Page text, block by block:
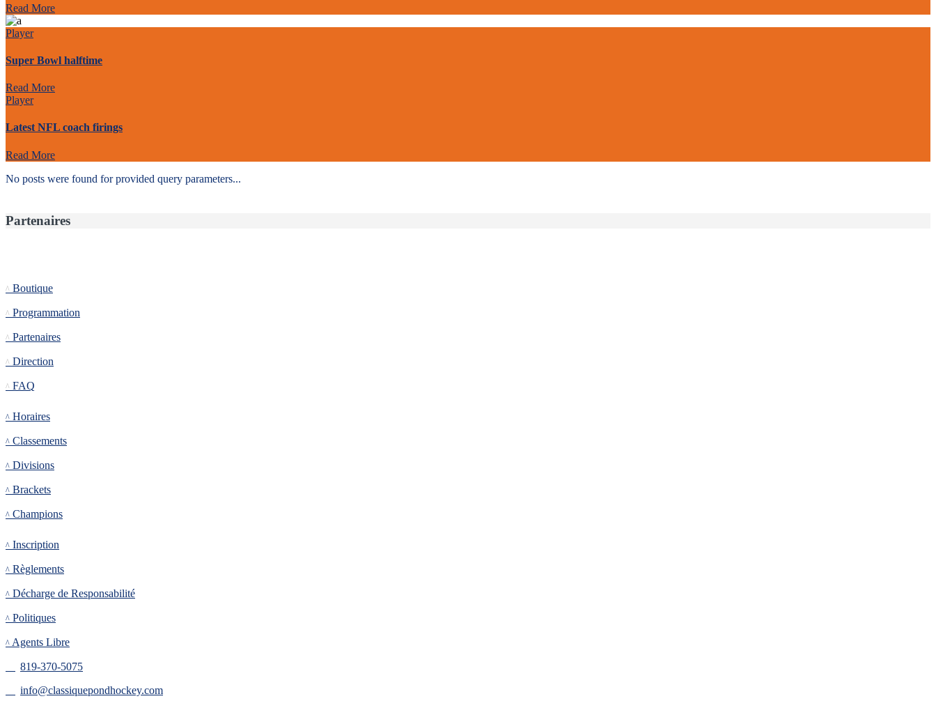
Read More
Player
Super Bowl halftime
Read More
Player
Latest NFL coach firings
Read More
No posts were found for provided query parameters...
Partenaires
Boutique
Programmation
Partenaires
Direction
FAQ
Horaires
Classements
Divisions
Brackets
Champions
Inscription
Règlements
Décharge de Responsabilité
Politiques
Agents Libre
819-370-5075
info@classiquepondhockey.com